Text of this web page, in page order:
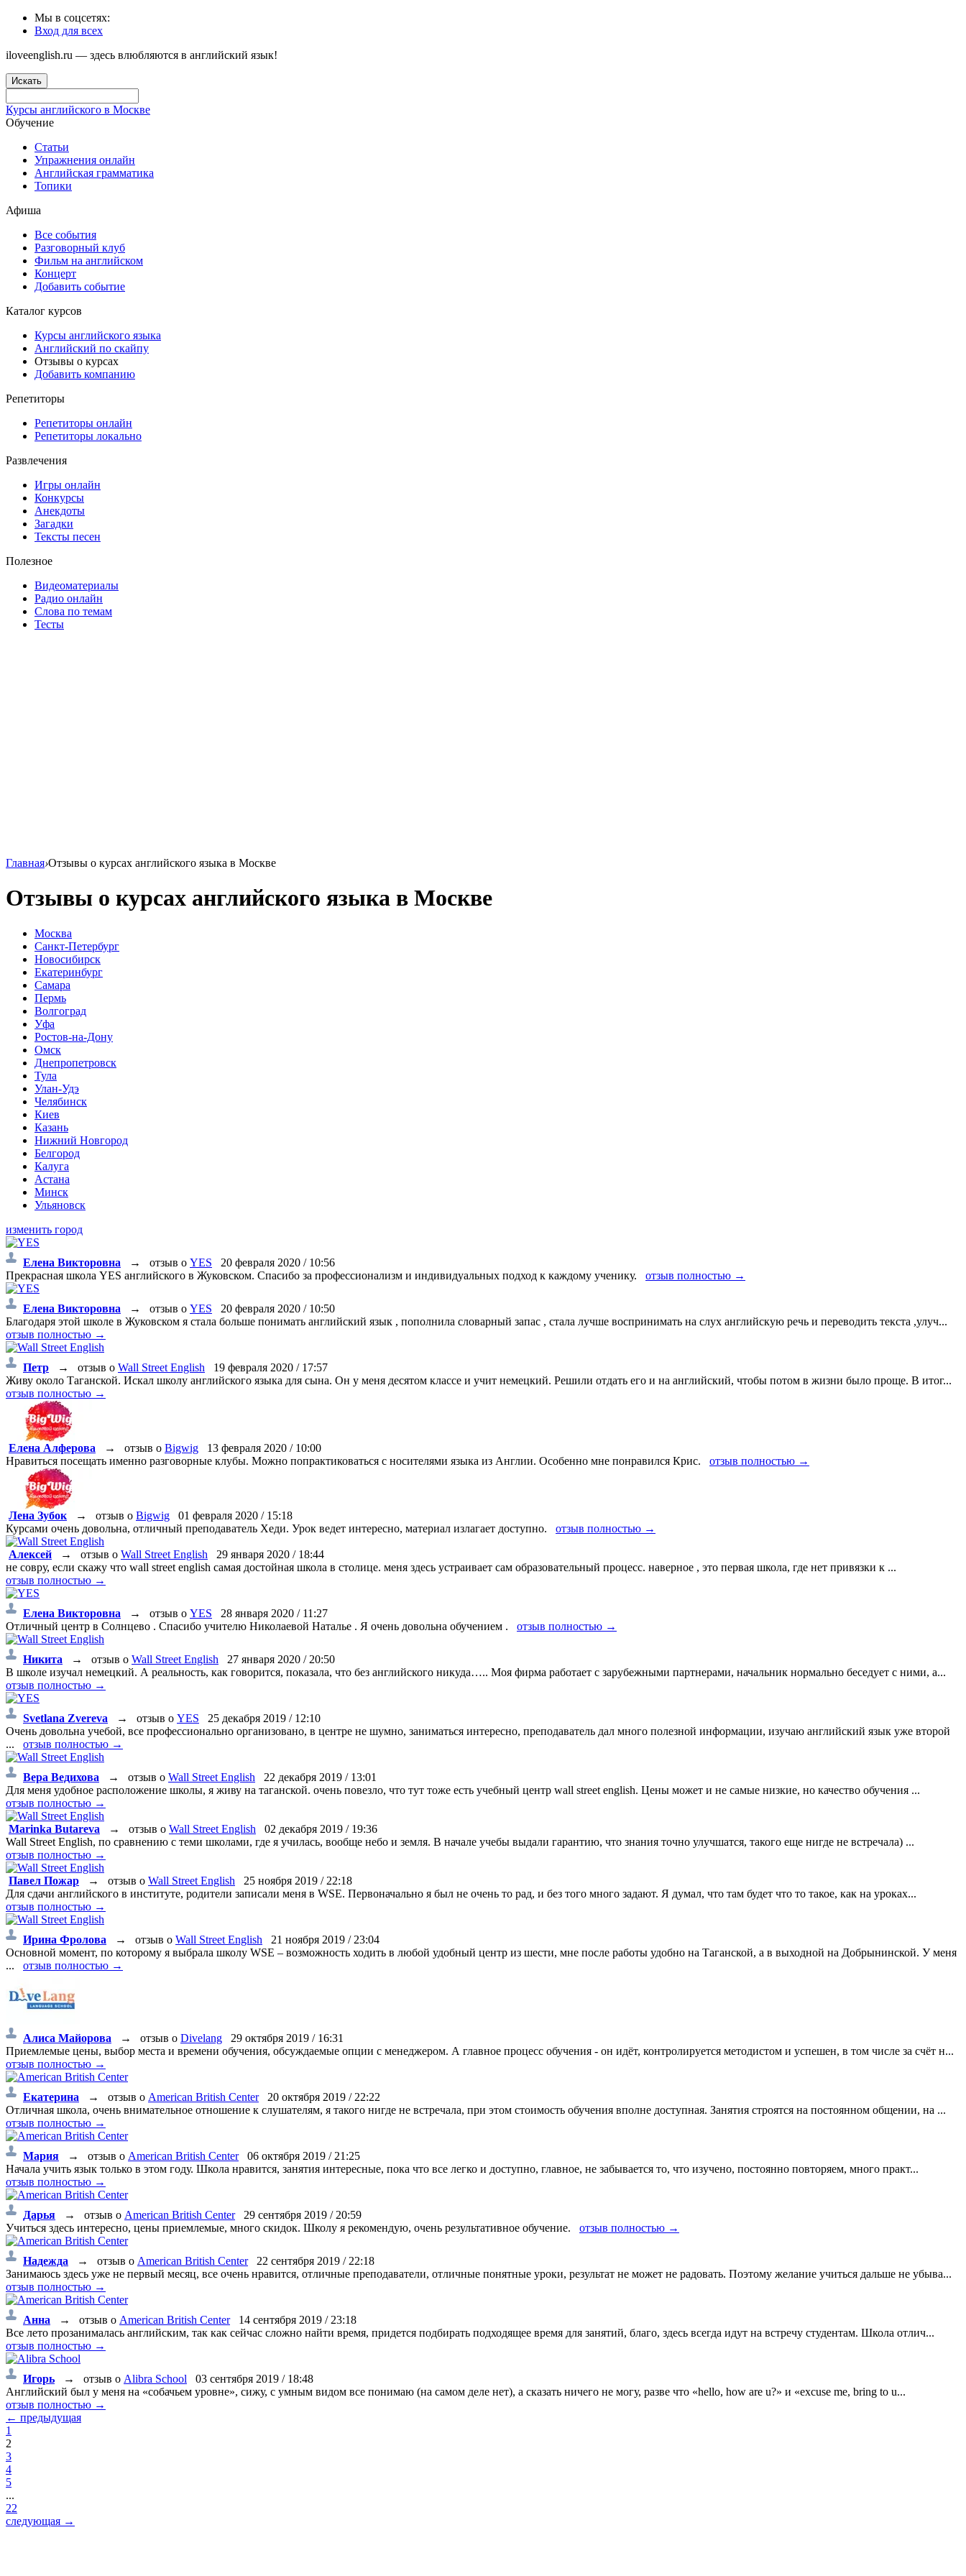
Мы в соцсетях:
Вход для всех
iloveenglish.ru — здесь влюбляются в английский язык!
Искать
Курсы английского в Москве
Обучение
Статьи
Упражнения онлайн
Английская грамматика
Топики
Афиша
Все события
Разговорный клуб
Фильм на английском
Концерт
Добавить событие
Каталог курсов
Курсы английского языка
Английский по скайпу
Отзывы о курсах
Добавить компанию
Репетиторы
Репетиторы онлайн
Репетиторы локально
Развлечения
Игры онлайн
Конкурсы
Анекдоты
Загадки
Тексты песен
Полезное
Видеоматериалы
Радио онлайн
Слова по темам
Тесты
Главная›Отзывы о курсах английского языка в Москве
Отзывы о курсах английского языка в Москве
Москва
Санкт-Петербург
Новосибирск
Екатеринбург
Самара
Пермь
Волгоград
Уфа
Ростов-на-Дону
Омск
Днепропетровск
Тула
Улан-Удэ
Челябинск
Киев
Казань
Нижний Новгород
Белгород
Калуга
Астана
Минск
Ульяновск
изменить город
Елена Викторовна → отзыв о YES 20 февраля 2020 / 10:56
Прекрасная школа YES английского в Жуковском. Спасибо за профессионализм и индивидуальных подход к каждому ученику. отзыв полностью →
Елена Викторовна → отзыв о YES 20 февраля 2020 / 10:50
Благодаря этой школе в Жуковском я стала больше понимать английский язык , пополнила словарный запас , стала лучше воспринимать на слух английскую речь и переводить текста ,улуч...
отзыв полностью →
Петр → отзыв о Wall Street English 19 февраля 2020 / 17:57
Живу около Таганской. Искал школу английского языка для сына. Он у меня десятом классе и учит немецкий. Решили отдать его и на английский, чтобы потом в жизни было проще. В итог...
отзыв полностью →
Елена Алферова → отзыв о Bigwig 13 февраля 2020 / 10:00
Нравиться посещать именно разговорные клубы. Можно попрактиковаться с носителями языка из Англии. Особенно мне понравился Крис. отзыв полностью →
Лена Зубок → отзыв о Bigwig 01 февраля 2020 / 15:18
Курсами очень довольна, отличный преподаватель Хеди. Урок ведет интересно, материал излагает доступно. отзыв полностью →
Алексей → отзыв о Wall Street English 29 января 2020 / 18:44
не совру, если скажу что wall street english самая достойная школа в столице. меня здесь устраивает сам образовательный процесс. наверное , это первая школа, где нет привязки к ...
отзыв полностью →
Елена Викторовна → отзыв о YES 28 января 2020 / 11:27
Отличный центр в Солнцево . Спасибо учителю Николаевой Наталье . Я очень довольна обучением . отзыв полностью →
Никита → отзыв о Wall Street English 27 января 2020 / 20:50
В школе изучал немецкий. А реальность, как говорится, показала, что без английского никуда….. Моя фирма работает с зарубежными партнерами, начальник нормально беседует с ними, а...
отзыв полностью →
Svetlana Zvereva → отзыв о YES 25 декабря 2019 / 12:10
Очень довольна учебой, все профессионально организовано, в центре не шумно, заниматься интересно, преподаватель дал много полезной информации, изучаю английский язык уже второй
... отзыв полностью →
Вера Ведиховa → отзыв о Wall Street English 22 декабря 2019 / 13:01
Для меня удобное расположение школы, я живу на таганской. очень повезло, что тут тоже есть учебный центр wall street english. Цены может и не самые низкие, но качество обучения ...
отзыв полностью →
Marinka Butareva → отзыв о Wall Street English 02 декабря 2019 / 19:36
Wall Street English, по сравнению с теми школами, где я училась, вообще небо и земля. В начале учебы выдали гарантию, что знания точно улучшатся, такого еще нигде не встречала) ...
отзыв полностью →
Павел Пожар → отзыв о Wall Street English 25 ноября 2019 / 22:18
Для сдачи английского в институте, родители записали меня в WSE. Первоначально я был не очень то рад, и без того много задают. Я думал, что там будет что то такое, как на уроках...
отзыв полностью →
Ирина Фролова → отзыв о Wall Street English 21 ноября 2019 / 23:04
Основной момент, по которому я выбрала школу WSE – возможность ходить в любой удобный центр из шести, мне после работы удобно на Таганской, а в выходной на Добрынинской. У меня
... отзыв полностью →
Алиса Майорова → отзыв о Divelang 29 октября 2019 / 16:31
Приемлемые цены, выбор места и времени обучения, обсуждаемые опции с менеджером. А главное процесс обучения - он идёт, контролируется методистом и успешен, в том числе за счёт н...
отзыв полностью →
Екатерина → отзыв о American British Center20 октября 2019 / 22:22
Отличная школа, очень внимательное отношение к слушателям, я такого нигде не встречала, при этом стоимость обучения вполне доступная. Занятия строятся на постоянном общении, на ...
отзыв полностью →
Мария → отзыв о American British Center06 октября 2019 / 21:25
Начала учить язык только в этом году. Школа нравится, занятия интересные, пока что все легко и доступно, главное, не забывается то, что изучено, постоянно повторяем, много практ...
отзыв полностью →
Дарья → отзыв о American British Center29 сентября 2019 / 20:59
Учиться здесь интересно, цены приемлемые, много скидок. Школу я рекомендую, очень результативное обучение. отзыв полностью →
Надежда → отзыв о American British Center22 сентября 2019 / 22:18
Занимаюсь здесь уже не первый месяц, все очень нравится, отличные преподаватели, отличные понятные уроки, результат не может не радовать. Поэтому желание учиться дальше не убыва...
отзыв полностью →
Анна → отзыв о American British Center14 сентября 2019 / 23:18
Все лето прозанималась английским, так как сейчас сложно найти время, придется подбирать подходящее время для занятий, благо, здесь всегда идут на встречу студентам. Школа отлич...
отзыв полностью →
Игорь → отзыв о Alibra School 03 сентября 2019 / 18:48
Английский был у меня на «собачьем уровне», сижу, с умным видом все понимаю (на самом деле нет), а сказать ничего не могу, разве что «hello, how are u?» и «excuse me, bring to u...
отзыв полностью →
← предыдущая
1
2
3
4
5
...
22
следующая →